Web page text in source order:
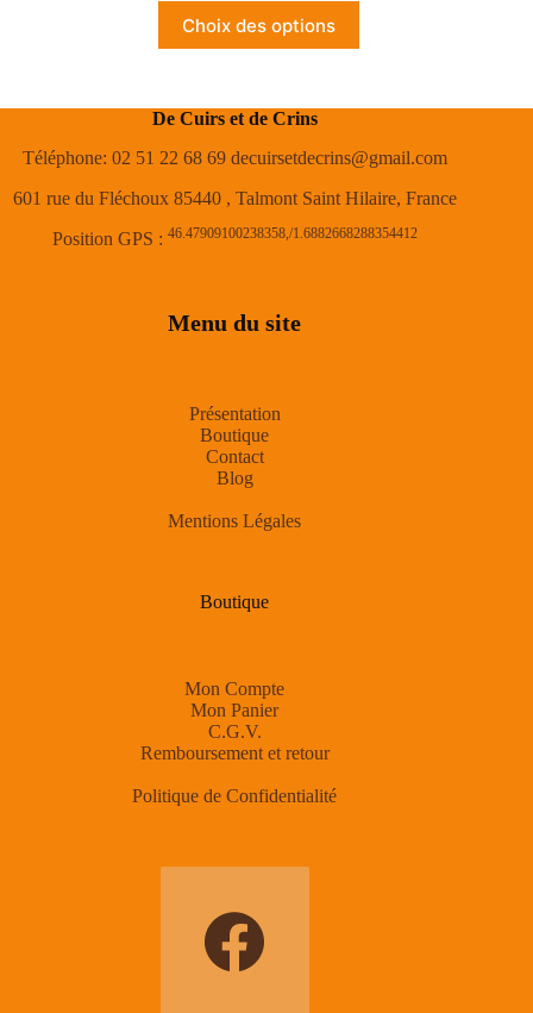
Choix des options
De Cuirs et de Crins
Téléphone: 02 51 22 68 69 decuirsetdecrins@gmail.com
601 rue du Fléchoux 85440 , Talmont Saint Hilaire, France
Position GPS : 46.47909100238358,/1.6882668288354412
Menu du site
Présentation
Boutique
Contact
Blog
Mentions Légales
Boutique
Mon Compte
Mon Panier
C.G.V.
Remboursement et retour
Politique de Confidentialité